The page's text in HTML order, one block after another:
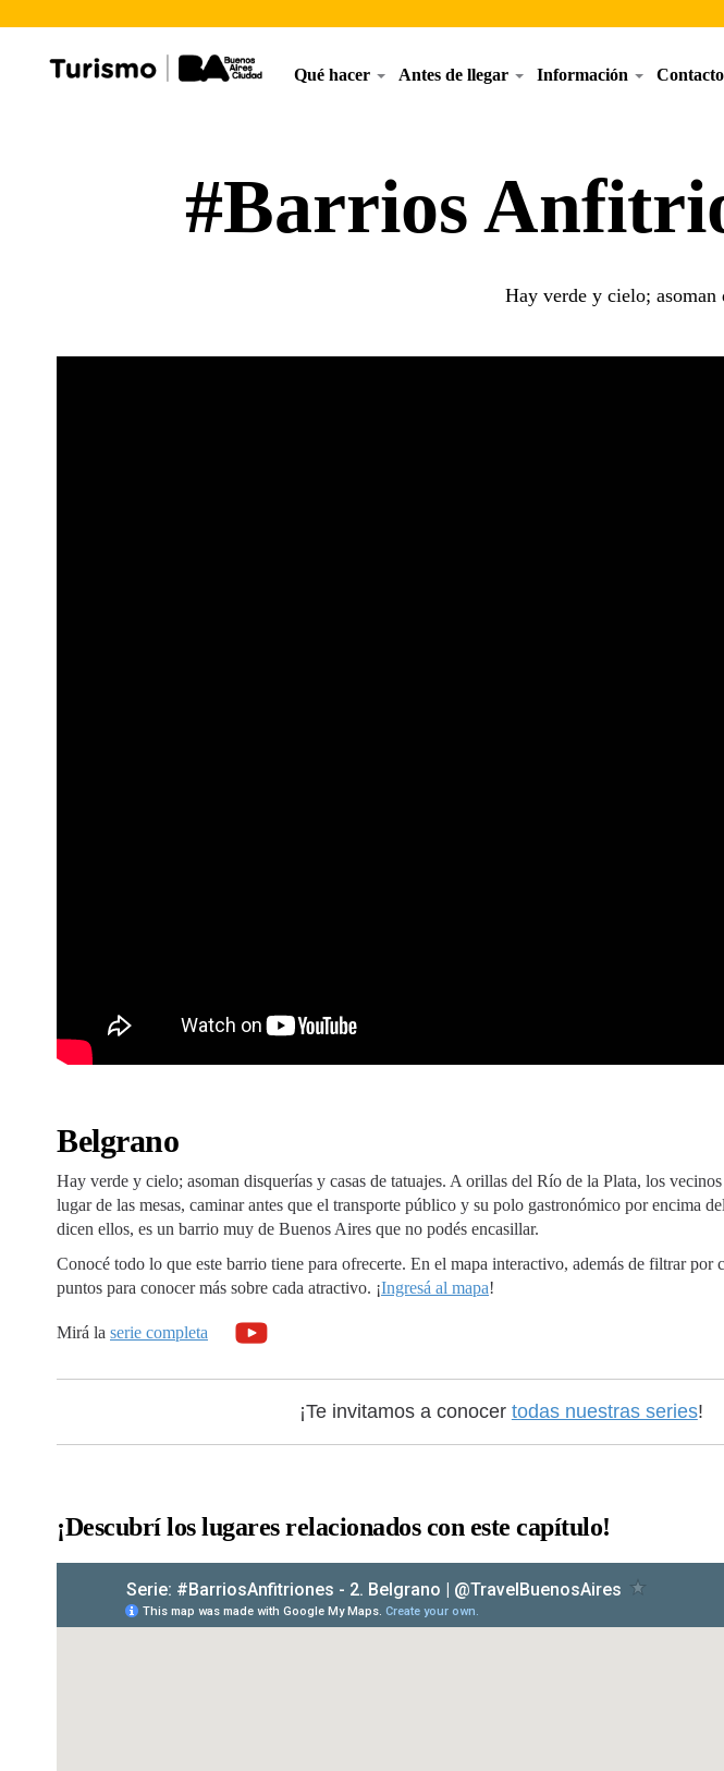
Qué hacer Antes de llegar Información Contacto
#Barrios
Hay verde y cielo; asoman
Belgrano
Hay verde y cielo; asoman disquerías y casas de tatuajes. A orillas del Río de la Plata, los
lugar de las mesas, caminar antes que el transporte público y su polo gastronómico por encima
dicen ellos, es un barrio muy de Buenos Aires que no podés encasillar.
Conocé todo lo que este barrio tiene para ofrecerte. En el mapa interactivo, además de filtrar por
puntos para conocer más sobre cada atractivo. ¡Ingresá al mapa!
Mirá la serie completa
¡Te invitamos a conocer todas nuestras series!
¡Descubrí los lugares relacionados con este capítulo!